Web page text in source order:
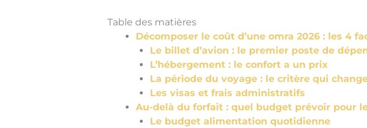
Table des matières
Décomposer le coût d’une omra 2026 : les 4
Le billet d’avion : le premier poste de
L’hébergement : le confort a un prix
La période du voyage : le critère qui
Les visas et frais administratifs
Au-delà du forfait : quel budget prévoir pour
Le budget alimentation quotidienne